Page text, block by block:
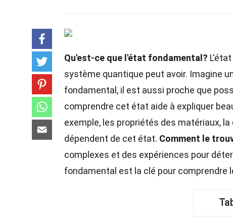
Qu'est-ce que l'état fondamental?
système quantique peut avoir. Imagine
fondamental, il est aussi proche que
comprendre cet état aide à expliquer
exemple, les propriétés des matériaux,
dépendent de cet état. Comment le
complexes et des expériences pour
fondamental est la clé pour comprendre